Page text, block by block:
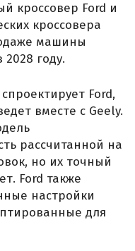
кроссовер Ford и
кроссовера
машины
году.
Ford,
вместе с Geely.
рассчитанной на
но их точный
Ford также
настройки
для